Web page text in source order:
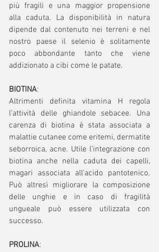
più fragili e una maggior propensione
alla caduta. La disponibilità in natura
dipende dal contenuto nei terreni e nel
nostro paese il selenio è solitamente
poco abbondante tanto che viene
addizionato a cibi come le patate.
BIOTINA:
Altrimenti definita vitamina H regola
l’attività delle ghiandole sebacee. Una
carenza di biotina è stata associata a
malattie cutanee come eritemi, dermatite
seborroica, acne. Utile l’integrazione con
biotina anche nella caduta dei capelli,
magari associata all’acido pantotenico.
Può altresì migliorare la composizione
delle unghie e in caso di fragilità
ungueale può essere utilizzata con
successo.
PROLINA: